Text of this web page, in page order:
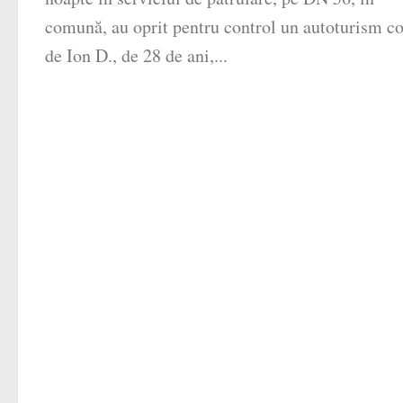
comună, au oprit pentru control un autoturism
de Ion D., de 28 de ani,...